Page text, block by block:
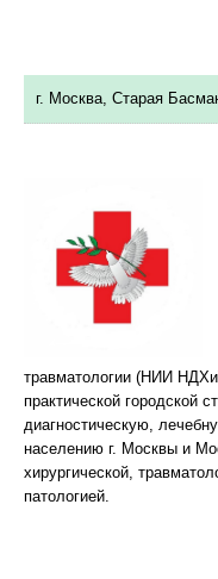
г. Москва, Старая
травматологии (НИИ
практической городской
диагностическую,
населению г. Москвы и
хирургической,
патологией.